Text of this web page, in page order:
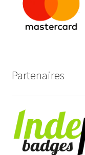
Partenaires